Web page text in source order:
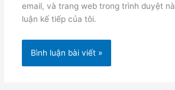
email, và trang web trong trình duyệt
luận kế tiếp của tôi.